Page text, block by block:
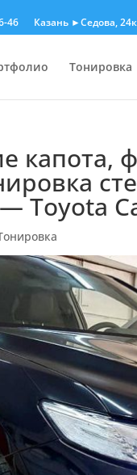
46 Казань ►Седова,
Тонировка
капота,
— Toyota